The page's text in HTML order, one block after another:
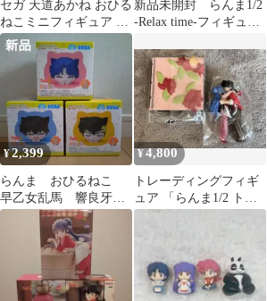
セガ 天道あかね おひる
ねこミニフィギュア ら
んま1/2
新品未開封 らんま1/2
-Relax time-フィギュ
¥2,399
らんま おひるねこ
早乙女乱馬 響良牙
天道あかね ミニフィ
¥4,800
トレーディングフィギ
ュア 「らんま1/2 トレ
ーディングフィギュ